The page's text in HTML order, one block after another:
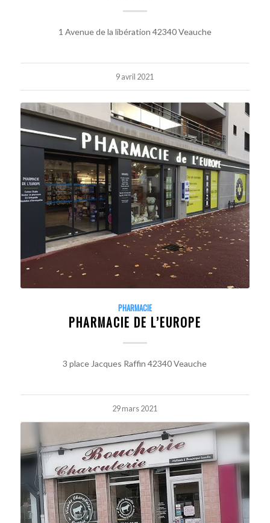
1 Avenue de la libération 42340 Veauche
9 avril 2021
PHARMACIE
PHARMACIE DE L’EUROPE
3 place Jacques Raffin 42340 Veauche
29 mars 2021